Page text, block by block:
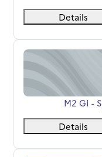
Details
M2 GI
M2 GI -
Details